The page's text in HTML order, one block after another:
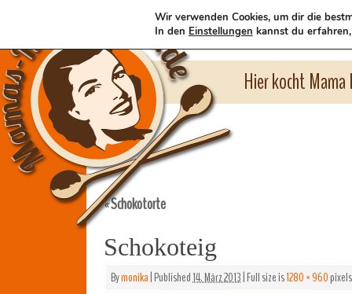
Hier kocht
«Schokotorte
Schokoteig
Bymonika|Published14. März 2013|Full size is1280 × 960pixels
Wir verwenden Cookies, um dir die
In den Einstellungen kannst du